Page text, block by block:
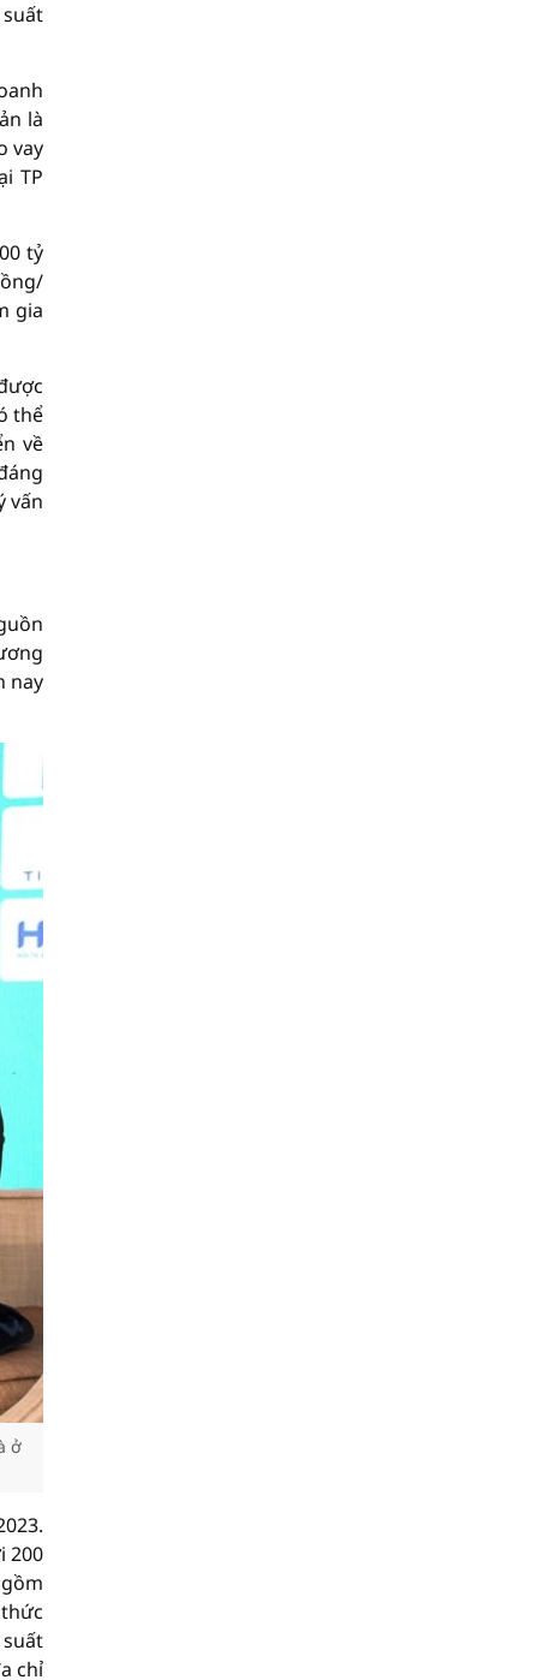
là
vay
TP
tỷ
gia
thể
về
vấn
nay
ở
200
chỉ